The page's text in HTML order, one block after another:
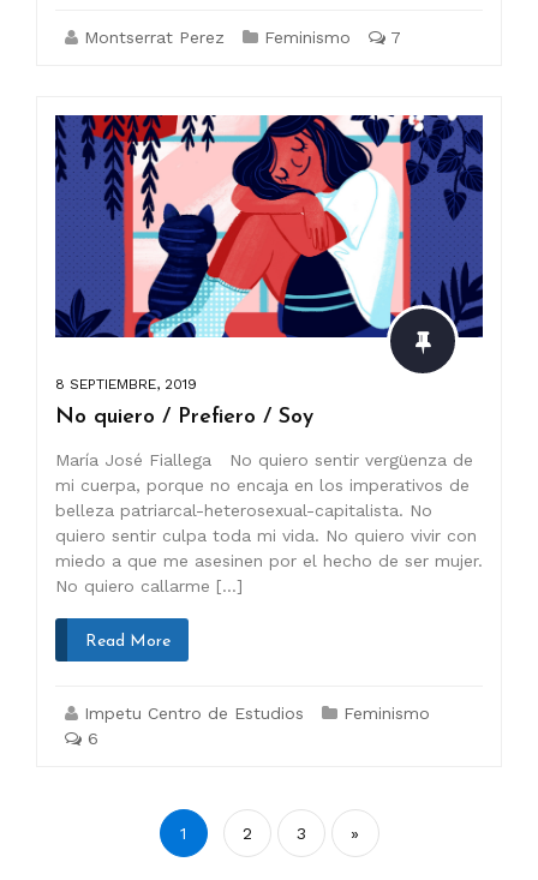
Montserrat Perez Feminismo 7
8 SEPTIEMBRE, 2019
No quiero / Prefiero / Soy
María José Fiallega No quiero sentir vergüenza de
mi cuerpa, porque no encaja en los imperativos de
belleza patriarcal-heterosexual-capitalista. No
quiero sentir culpa toda mi vida. No quiero vivir con
miedo a que me asesinen por el hecho de ser mujer.
No quiero callarme […]
Read More
Impetu Centro de Estudios
Feminismo
6
Paginación
1 2 3 »